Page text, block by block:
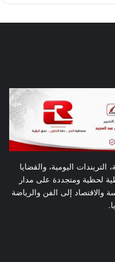
التريندات اليومية، والقضايا
لحظية ومتجددة على مدار
والاقتصاد إلى الفن والرياضة